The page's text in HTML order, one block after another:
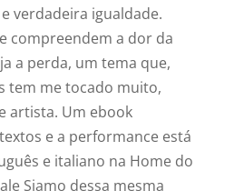
verdadeira igualdade.
compreendem a dor da
a perda, um tema que,
tem me tocado muito,
artista. Um ebook
e a performance está
e italiano na Home do
Siamo dessa mesma